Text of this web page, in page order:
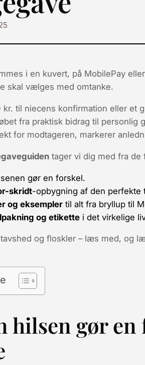
i en kuvert, på MobilePay
skal vælges med omtanke.
til niecens konfirmation eller et
fra praktisk bidrag til personlig
for modtageren, markerer
tager vi dig med fra
gør en forskel.
skridt-opbygning af den perfekte
og eksempler til alt fra bryllup til
og etikette i det virkelige
og floskler – læs med, og
hilsen gør